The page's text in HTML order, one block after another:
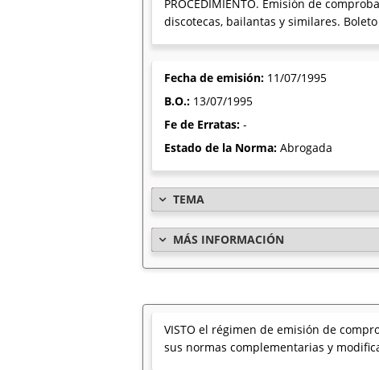
PROCEDIMIENTO. Emisión de
discotecas, bailantas y similares.
Fecha de emisión: 11/07/1995
B.O.: 13/07/1995
Fe de Erratas: -
Estado de la Norma: Abrogada
TEMA
MÁS INFORMACIÓN
VISTO el régimen de emisión de
sus normas complementarias y